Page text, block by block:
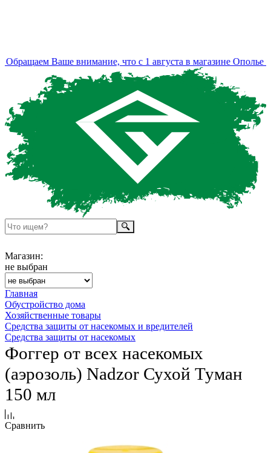
Ваше внимание, что с 1 августа в магазине Ополье
Магазин:
не выбран
Главная
Обустройство дома
Хозяйственные товары
Средства защиты от насекомых и вредителей
Средства защиты от насекомых
Фоггер от всех насекомых
(аэрозоль) Nadzor Сухой Туман
150 мл
Сравнить